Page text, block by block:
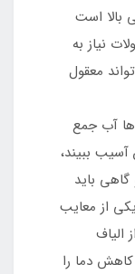
بالا است
نیاز به
معقول
ها آب جمع
ببیند،
گاهی باید
از معایب
دما را